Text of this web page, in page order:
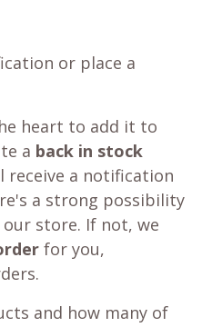
or place a
heart to add it to
a back in stock
receive a notification
a strong possibility
store. If not, we
for you,
and how many of